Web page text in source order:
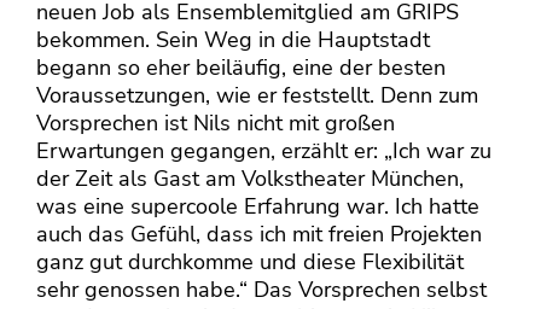
neuen Job als Ensemblemitglied am GRIPS
bekommen. Sein Weg in die Hauptstadt
begann so eher beiläufig, eine der besten
Voraussetzungen, wie er feststellt. Denn zum
Vorsprechen ist Nils nicht mit großen
Erwartungen gegangen, erzählt er: „Ich war zu
der Zeit als Gast am Volkstheater München,
was eine supercoole Erfahrung war. Ich hatte
auch das Gefühl, dass ich mit freien Projekten
ganz gut durchkomme und diese Flexibilität
sehr genossen habe.“ Das Vorsprechen selbst